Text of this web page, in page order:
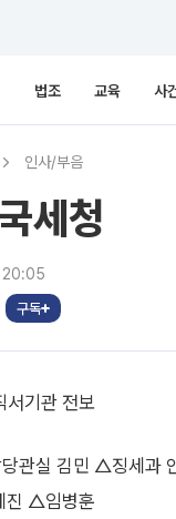
법조 교육 사
인사/부음
세청
20:05
구독
기관 전보
관실 김민 △징세과
진 △임병훈